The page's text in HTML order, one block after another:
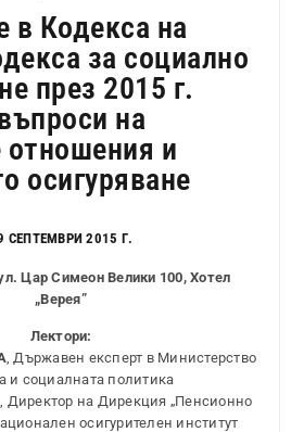
в Кодекса на
за социално
през 2015 г.
на
отношения и
осигуряване
СЕПТЕМВРИ 2015 Г.
Цар Симеон Велики 100, Хотел
„Верея”
Лектори:
, Държавен експерт в Министерство
и социалната политика
, Директор на Дирекция „Пенсионно
осигурителен институт